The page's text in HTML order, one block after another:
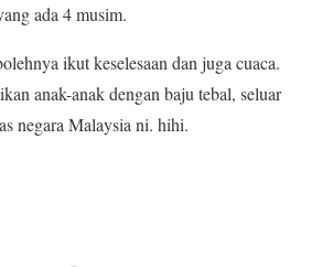
ada 4 musim.
ikut keselesaan dan juga cuaca.
anak-anak dengan baju tebal, seluar
negara Malaysia ni. hihi.